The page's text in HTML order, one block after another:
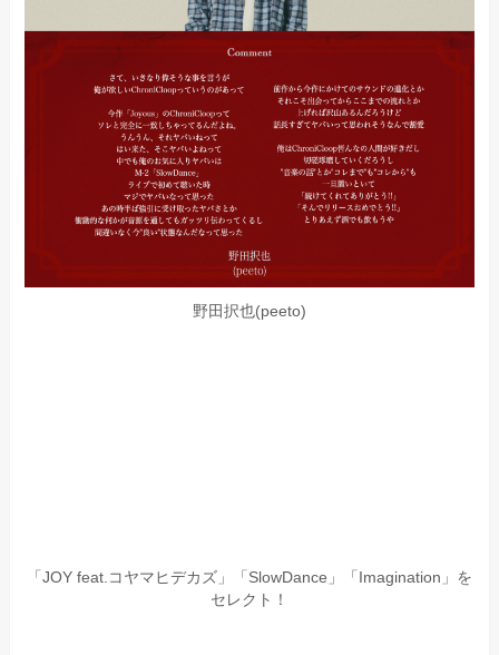
野田択也(peeto)
「JOY feat.コヤマヒデカズ」「SlowDance」「Imagination」を
セレクト！